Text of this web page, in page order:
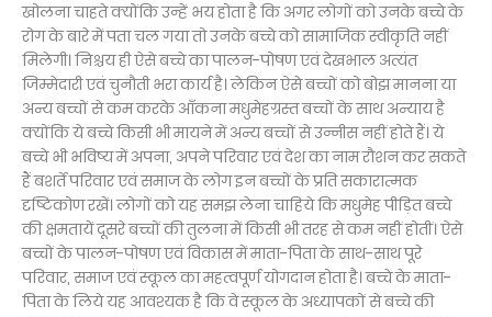
खोलना चाहते क्योंकि उन्हें भय होता है कि अगर लोगों को उनके बच्चे के
रोग के बारे में पता चल गया तो उनके बच्चे को सामाजिक स्वीकृति नहीं
मिलेगी। निश्चय ही ऐसे बच्चे का पालन-पोषण एवं देखभाल अत्यंत
जिम्मेदारी एवं चुनौती भरा कार्य है। लेकिन ऐसे बच्चों को बोझ मानना या
अन्य बच्चों से कम करके आँकना मधुमेहग्रस्त बच्चों के साथ अन्याय है
क्योंकि ये बच्चे किसी भी मायने में अन्य बच्चों से उन्नीस नहीं होते हैं। ये
बच्चे भी भविष्य में अपना, अपने परिवार एवं देश का नाम रौशन कर सकते
हैं बशर्ते परिवार एवं समाज के लोग इन बच्चों के प्रति सकारात्मक
दृष्टिकोण रखें। लोगों को यह समझ लेना चाहिये कि मधुमेह पीड़ित बच्चे
की क्षमतायें दूसरे बच्चों की तुलना में किसी भी तरह से कम नहीं होतीं। ऐसे
बच्चों के पालन-पोषण एवं विकास में माता-पिता के साथ-साथ पूरे
परिवार, समाज एवं स्कूल का महत्वपूर्ण योगदान होता है। बच्चे के माता-
पिता के लिये यह आवश्यक है कि वे स्कूल के अध्यापकों से बच्चे की